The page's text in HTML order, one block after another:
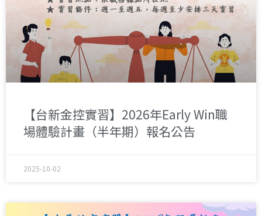
【台新金控實習】2026年Early Win職
場體驗計畫（半年期）報名公告
2025-10-02